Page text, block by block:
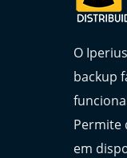
O
backup
Permite
em